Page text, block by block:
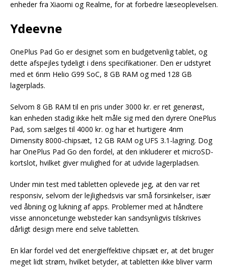
enheder fra Xiaomi og Realme, for at forbedre læseoplevelsen.
Ydeevne
OnePlus Pad Go er designet som en budgetvenlig tablet, og
dette afspejles tydeligt i dens specifikationer. Den er udstyret
med et 6nm Helio G99 SoC, 8 GB RAM og med 128 GB
lagerplads.
Selvom 8 GB RAM til en pris under 3000 kr. er ret generøst,
kan enheden stadig ikke helt måle sig med den dyrere OnePlus
Pad, som sælges til 4000 kr. og har et hurtigere 4nm
Dimensity 8000-chipsæt, 12 GB RAM og UFS 3.1-lagring. Dog
har OnePlus Pad Go den fordel, at den inkluderer et microSD-
kortslot, hvilket giver mulighed for at udvide lagerpladsen.
Under min test med tabletten oplevede jeg, at den var ret
responsiv, selvom der lejlighedsvis var små forsinkelser, især
ved åbning og lukning af apps. Problemer med at håndtere
visse annoncetunge websteder kan sandsynligvis tilskrives
dårligt design mere end selve tabletten.
En klar fordel ved det energieffektive chipsæt er, at det bruger
meget lidt strøm, hvilket betyder, at tabletten ikke bliver varm